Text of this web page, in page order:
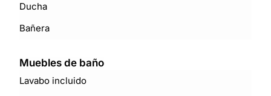
Ducha
Bañera
Muebles de baño
Lavabo incluido